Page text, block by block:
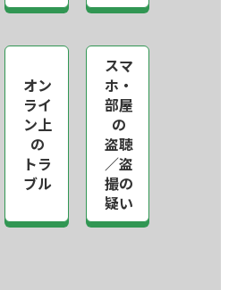
オン
ライ
ン上
の
トラ
ブル
スマ
ホ・
部屋
の
盗聴
／盗
撮の
疑い